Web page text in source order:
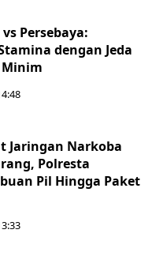
Persebaya:
dengan Jeda
Jaringan Narkoba
Polresta
Pil Hingga Paket